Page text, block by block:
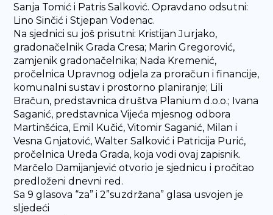
Sanja Tomić i Patris Salković. Opravdano odsutni:
Lino Sinčić i Stjepan Vodenac.
Na sjednici su još prisutni: Kristijan Jurjako,
gradonačelnik Grada Cresa; Marin Gregorović,
zamjenik gradonačelnika; Nada Kremenić,
pročelnica Upravnog odjela za proračun i financije,
komunalni sustav i prostorno planiranje; Lili
Bračun, predstavnica društva Planium d.o.o.; Ivana
Saganić, predstavnica Vijeća mjesnog odbora
Martinšćica, Emil Kučić, Vitomir Saganić, Milan i
Vesna Gnjatović, Walter Salković i Patricija Purić,
pročelnica Ureda Grada, koja vodi ovaj zapisnik.
Marčelo Damijanjević otvorio je sjednicu i pročitao
predloženi dnevni red.
Sa 9 glasova “za” i 2”suzdržana” glasa usvojen je
sljedeći